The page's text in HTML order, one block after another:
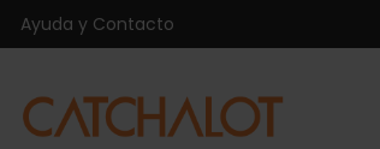
Ayuda y Contacto